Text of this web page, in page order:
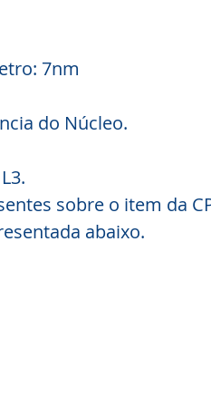
7nm
do Núcleo.
sobre o item da
abaixo.